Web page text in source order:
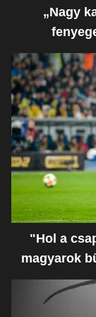
„Nagy
"Hol a
magyarok